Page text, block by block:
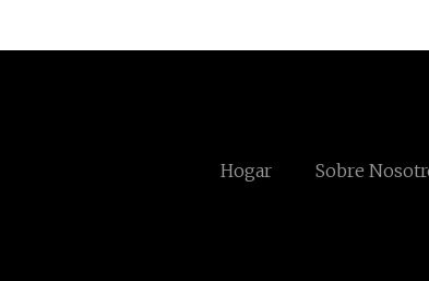
Hogar Sobre